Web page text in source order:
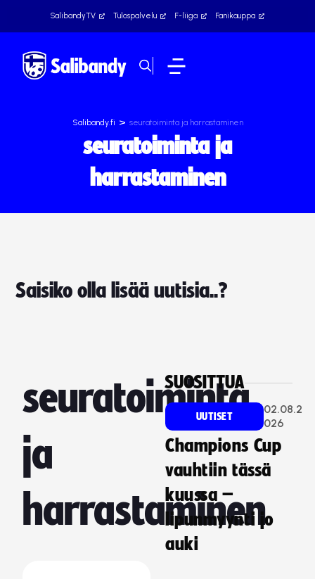
SalibandyTV Tulospalvelu F-liiga Fanikauppa
Salibandy.fi > seuratoiminta ja harrastaminen
seuratoiminta ja
harrastaminen
Saisiko olla lisää uutisia..?
seuratoiminta
ja
harrastaminen
SUOSITTUA
UUTISET
02.08.2
026
Champions Cup
vauhtiin tässä
kuussa –
lipunmyynti jo
auki